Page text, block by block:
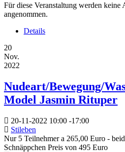
Für diese Veranstaltung werden keine
angenommen.
Details
20
Nov.
2022
Nudeart/Bewegung/
Model Jasmin Rituper
20-11-2022 10:00 -17:00
Stileben
Nur 5 Teilnehmer a 265,00 Euro -
Schnäppchen Preis von 495 Euro